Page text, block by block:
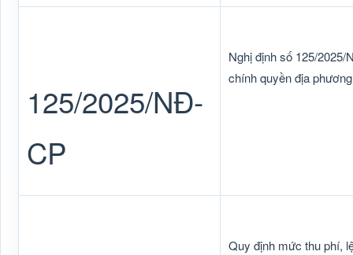
125/2025/NĐ-
CP
Nghị định số 125/
chính quyền địa
Quy định mức thu phí,